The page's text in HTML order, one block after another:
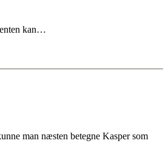
enten kan…
man næsten betegne Kasper som